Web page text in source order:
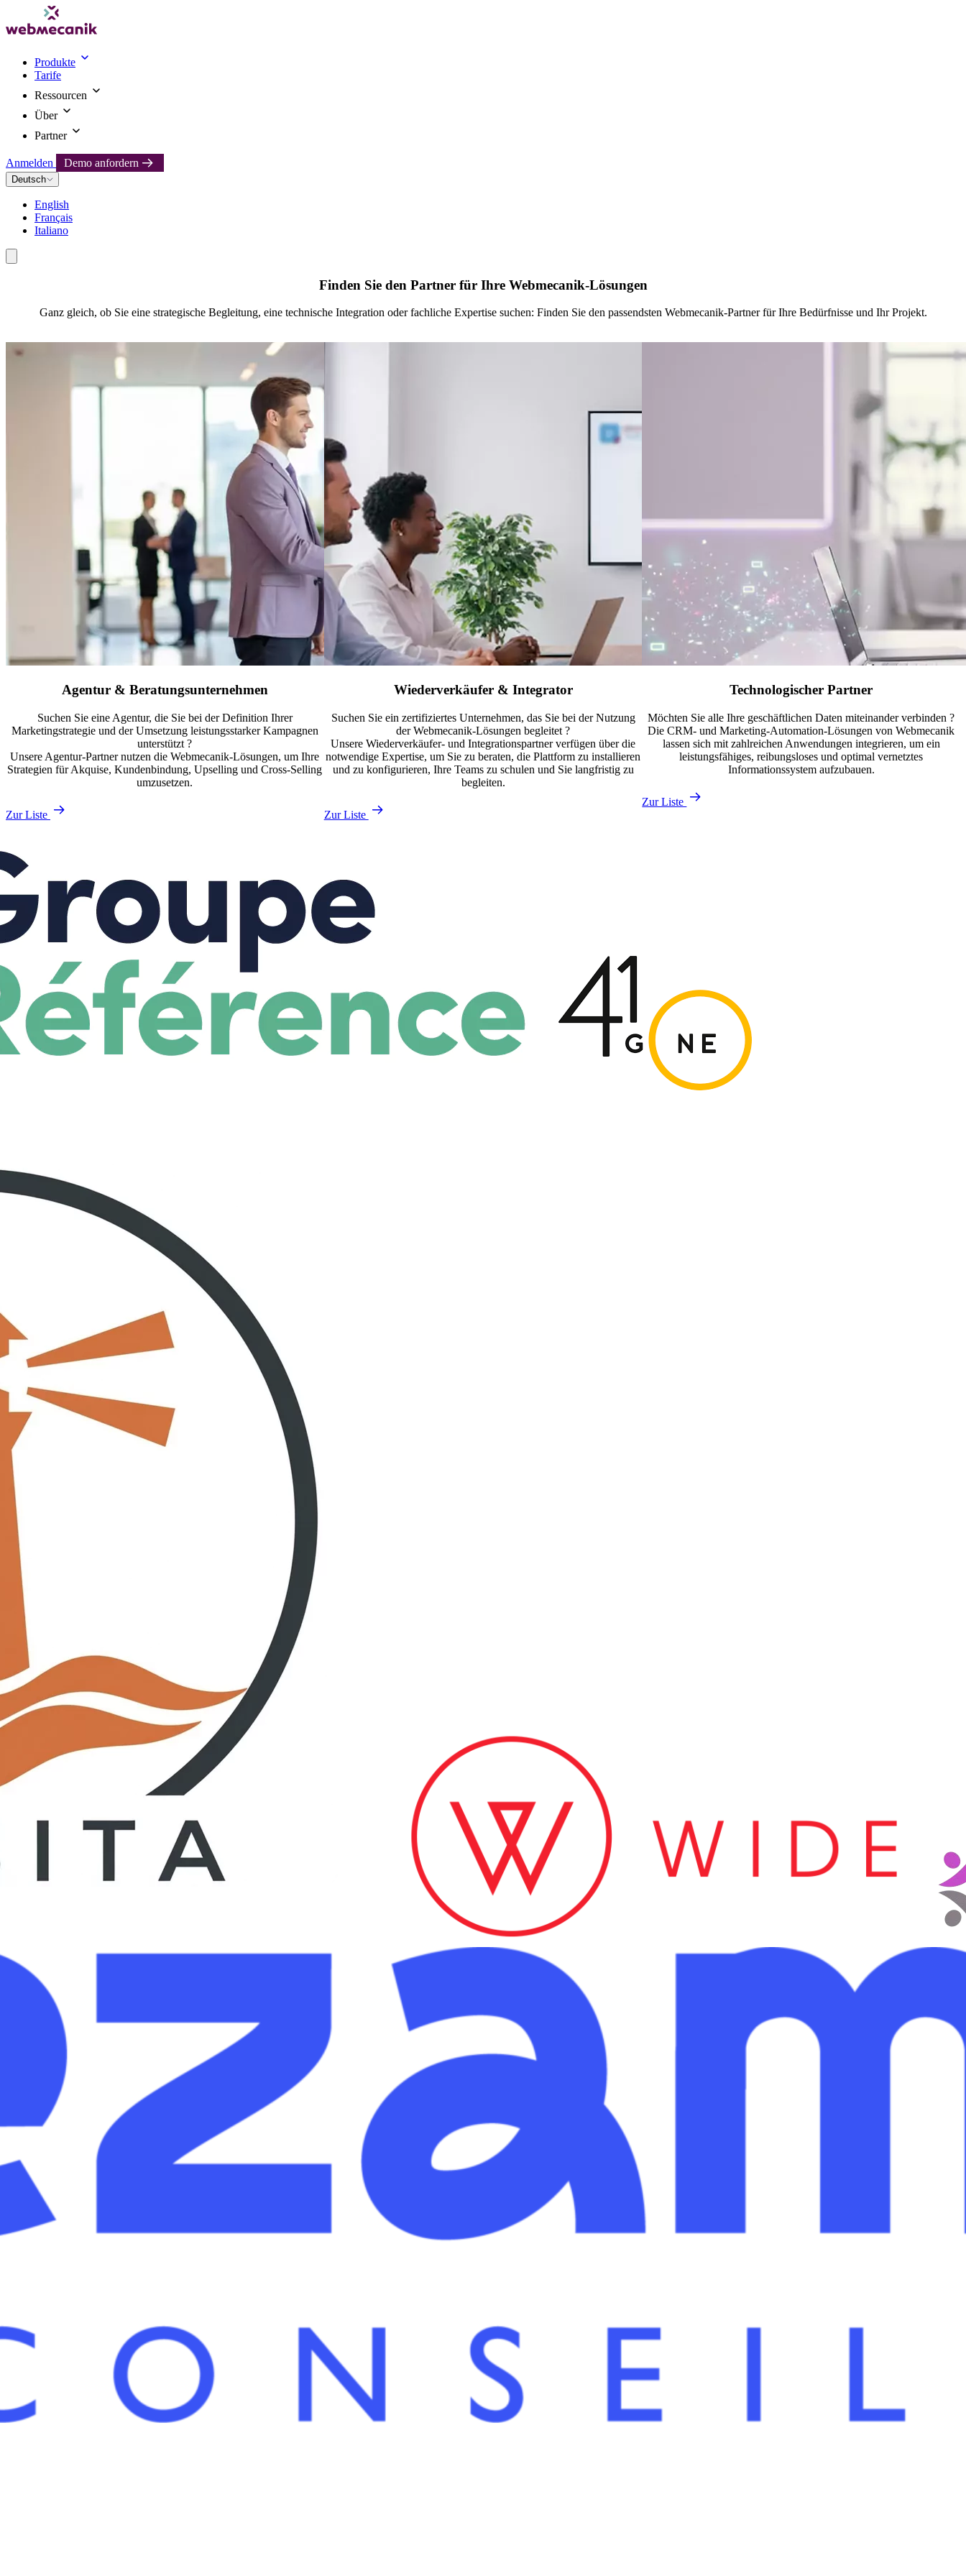
Produkte
Tarife
Ressourcen
Über
Partner
Anmelden Demo anfordern
Deutsch
English
Français
Italiano
Finden Sie den Partner für Ihre Webmecanik-Lösungen
Ganz gleich, ob Sie eine strategische Begleitung, eine technische Integration oder fachliche Expertise suchen: Finden Sie den passendsten Webmecanik-Partner für Ihre Bedürfnisse und Ihr Projekt.
Agentur & Beratungsunternehmen
Suchen Sie eine Agentur, die Sie bei der Definition Ihrer
Marketingstrategie und der Umsetzung leistungsstarker Kampagnen
unterstützt ?
Unsere Agentur-Partner nutzen die Webmecanik-Lösungen, um Ihre
Strategien für Akquise, Kundenbindung, Upselling und Cross-Selling
umzusetzen.
Zur Liste
Wiederverkäufer & Integrator
Suchen Sie ein zertifiziertes Unternehmen, das Sie bei der Nutzung
der Webmecanik-Lösungen begleitet ?
Unsere Wiederverkäufer- und Integrationspartner verfügen über die
notwendige Expertise, um Sie zu beraten, die Plattform zu installieren
und zu konfigurieren, Ihre Teams zu schulen und Sie langfristig zu
begleiten.
Zur Liste
Technologischer Partner
Möchten Sie alle Ihre geschäftlichen Daten miteinander verbinden ?
Die CRM- und Marketing-Automation-Lösungen von Webmecanik
lassen sich mit zahlreichen Anwendungen integrieren, um ein
leistungsfähiges, reibungsloses und optimal vernetztes
Informationssystem aufzubauen.
Zur Liste